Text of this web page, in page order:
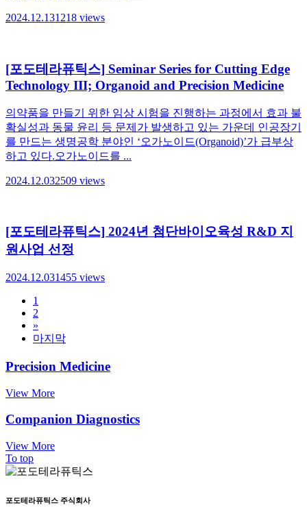
2024.12.131218 views
[포도테라퓨틱스] Seminar Series for Cutting Edge
Technology III; Organoid and Precision Medicine
의약품을 만들기 위한 임상 시험을 진행하는 과정에서 효과 불
확실성과 동물 윤리 등 문제가 발생하고 있는 가운데 인공장기
를 만드는 생명공학 분야인 ‘오가노이드(Organoid)’가 급부상
하고 있다.오가노이드를 ...
2024.12.032509 views
[포도테라퓨틱스] 2024년 첨단바이오육성 R&D 지
원사업 선정
2024.12.031455 views
1
2
»
마지막
Precision Medicine
View More
Companion Diagnostics
View More
To top
포도테라퓨틱스 주식회사